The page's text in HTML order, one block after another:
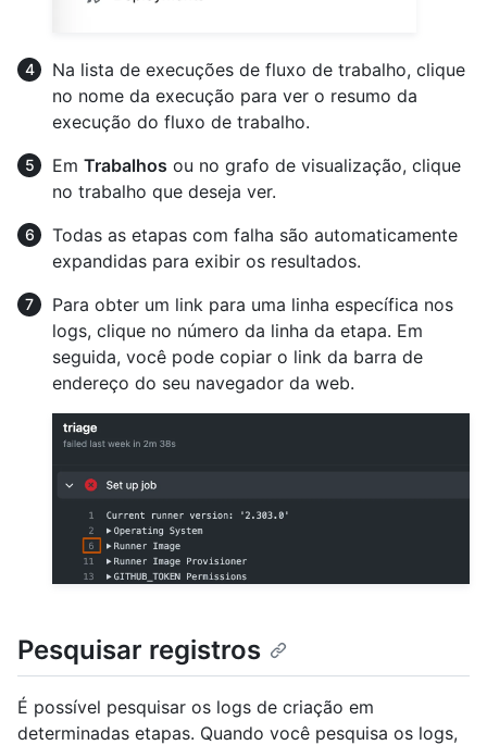
Na lista de execuções de fluxo de trabalho, clique
no nome da execução para ver o resumo da
execução do fluxo de trabalho.
Em Trabalhos ou no grafo de visualização, clique
no trabalho que deseja ver.
Todas as etapas com falha são automaticamente
expandidas para exibir os resultados.
Para obter um link para uma linha específica nos
logs, clique no número da linha da etapa. Em
seguida, você pode copiar o link da barra de
endereço do seu navegador da web.
Pesquisar registros
É possível pesquisar os logs de criação em
determinadas etapas. Quando você pesquisa os logs,